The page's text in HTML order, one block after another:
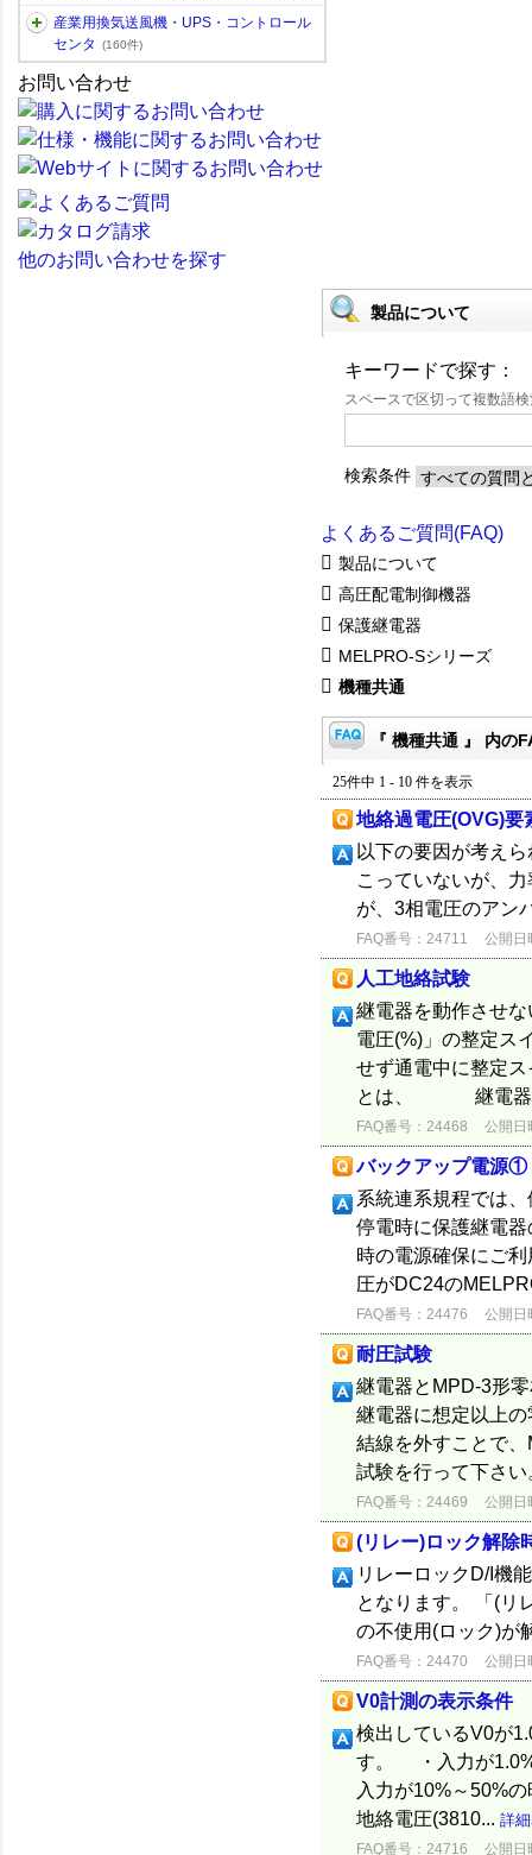
産業用換気送風機・UPS・コントロール
センタ
(160件)
お問い合わせ
他のお問い合わせを探す
製品について
キーワードで探す：
スペースで区切って複数語
検索条件
よくあるご質問(FAQ)
製品について
高圧配電制御機器
保護継電器
MELPRO-Sシリーズ
機種共通
『 機種共通 』 内の
25件中 1 - 10 件を表示
地絡過電圧(OVG)要
以下の要因が考え
こっていないが、
が、3相電圧のアン
FAQ番号：24711 公開日
人工地絡試験
継電器を動作させ
電圧(%)」の整定
せず通電中に整定
とは、 継電器が
FAQ番号：24468 公開日
バックアップ電源①
系統連系規程では
停電時に保護継電
時の電源確保にご
圧がDC24の
FAQ番号：24476 公開日
耐圧試験
継電器とMPD-3形
継電器に想定以上
結線を外すことで
試験を行って下さ
FAQ番号：24469 公開日
(リレー)ロック解除
リレーロックD/I機
となります。 「(リ
の不使用(ロック)が
FAQ番号：24470 公開日
V0計測の表示条件
検出しているV0が
す。 ・入力が
入力が10%～50%
地絡電圧(3810... 詳
FAQ番号：24716 公開日